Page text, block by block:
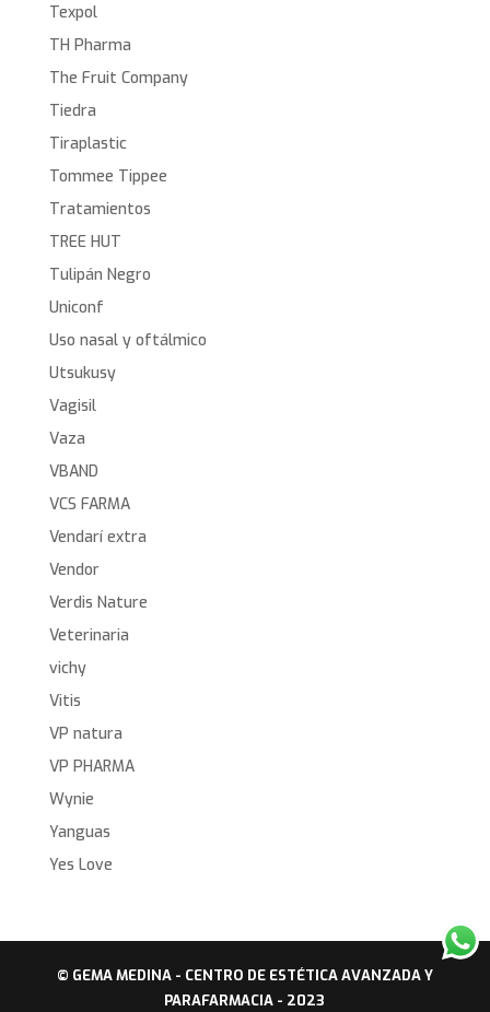
Texpol
TH Pharma
The Fruit Company
Tiedra
Tiraplastic
Tommee Tippee
Tratamientos
TREE HUT
Tulipán Negro
Uniconf
Uso nasal y oftálmico
Utsukusy
Vagisil
Vaza
VBAND
VCS FARMA
Vendarí extra
Vendor
Verdis Nature
Veterinaria
vichy
Vitis
VP natura
VP PHARMA
Wynie
Yanguas
Yes Love
© GEMA MEDINA - CENTRO DE ESTÉTICA AVANZADA Y
PARAFARMACIA - 2023